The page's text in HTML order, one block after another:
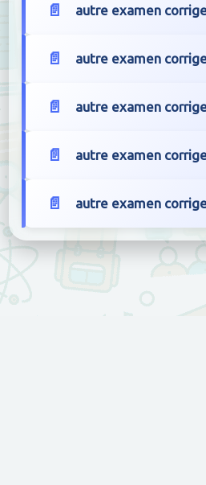
autre examen
autre examen
autre examen
autre examen
autre examen